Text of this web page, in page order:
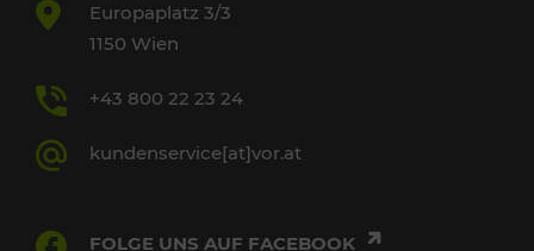
Europaplatz 3/3
1150 Wien
+43 800 22 23 24
kundenservice[at]vor.at
FOLGE UNS AUF FACEBOOK